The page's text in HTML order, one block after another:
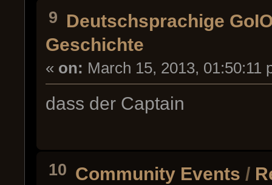
9 Deutschsprachige
Geschichte
« on: March 15, 2013, 01:50:11
dass der Captain
10 Community Events /